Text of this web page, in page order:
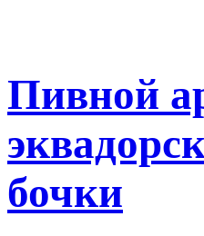
Пивной
бочки